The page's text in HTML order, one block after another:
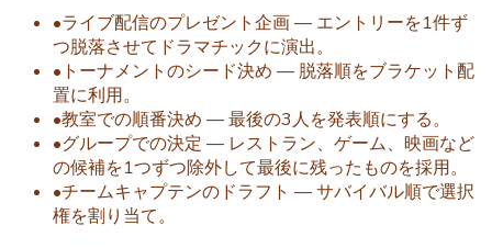
•ライブ配信のプレゼント企画 — エントリーを1件ず
つ脱落させてドラマチックに演出。
• トーナメントのシード決め — 脱落順をブラケット配
置に利用。
•教室での順番決め — 最後の3人を発表順にする。
•グループでの決定 — レストラン、ゲーム、映画など
の候補を1つずつ除外して最後に残ったものを採用。
•チームキャプテンのドラフト — サバイバル順で選択
権を割り当て。